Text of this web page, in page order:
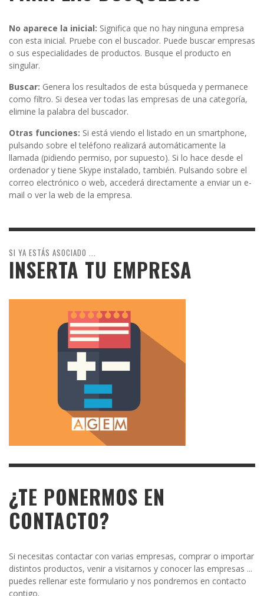
No aparece la inicial: Significa que no hay ninguna empresa
con esta inicial. Pruebe con el buscador. Puede buscar empresas
o sus especialidades de productos. Busque el producto en
singular.
Buscar: Genera los resultados de esta búsqueda y permanece
como filtro. Si desea ver todas las empresas de una categoría,
elimine la palabra del buscador.
Otras funciones: Si está viendo el listado en un smartphone,
pulsando sobre el teléfono realizará automáticamente la
llamada (pidiendo permiso, por supuesto). Si lo hace desde el
ordenador y tiene Skype instalado, también. Pulsando sobre el
correo electrónico o web, accederá directamente a enviar un e-
mail o ver la web de la empresa.
SI YA ESTÁS ASOCIADO ...
INSERTA TU EMPRESA
¿TE PONERMOS EN
CONTACTO?
Si necesitas contactar con varias empresas, comprar o importar
distintos productos, venir a visitarnos y conocer las empresas ...
puedes rellenar este formulario y nos pondremos en contacto
contigo.